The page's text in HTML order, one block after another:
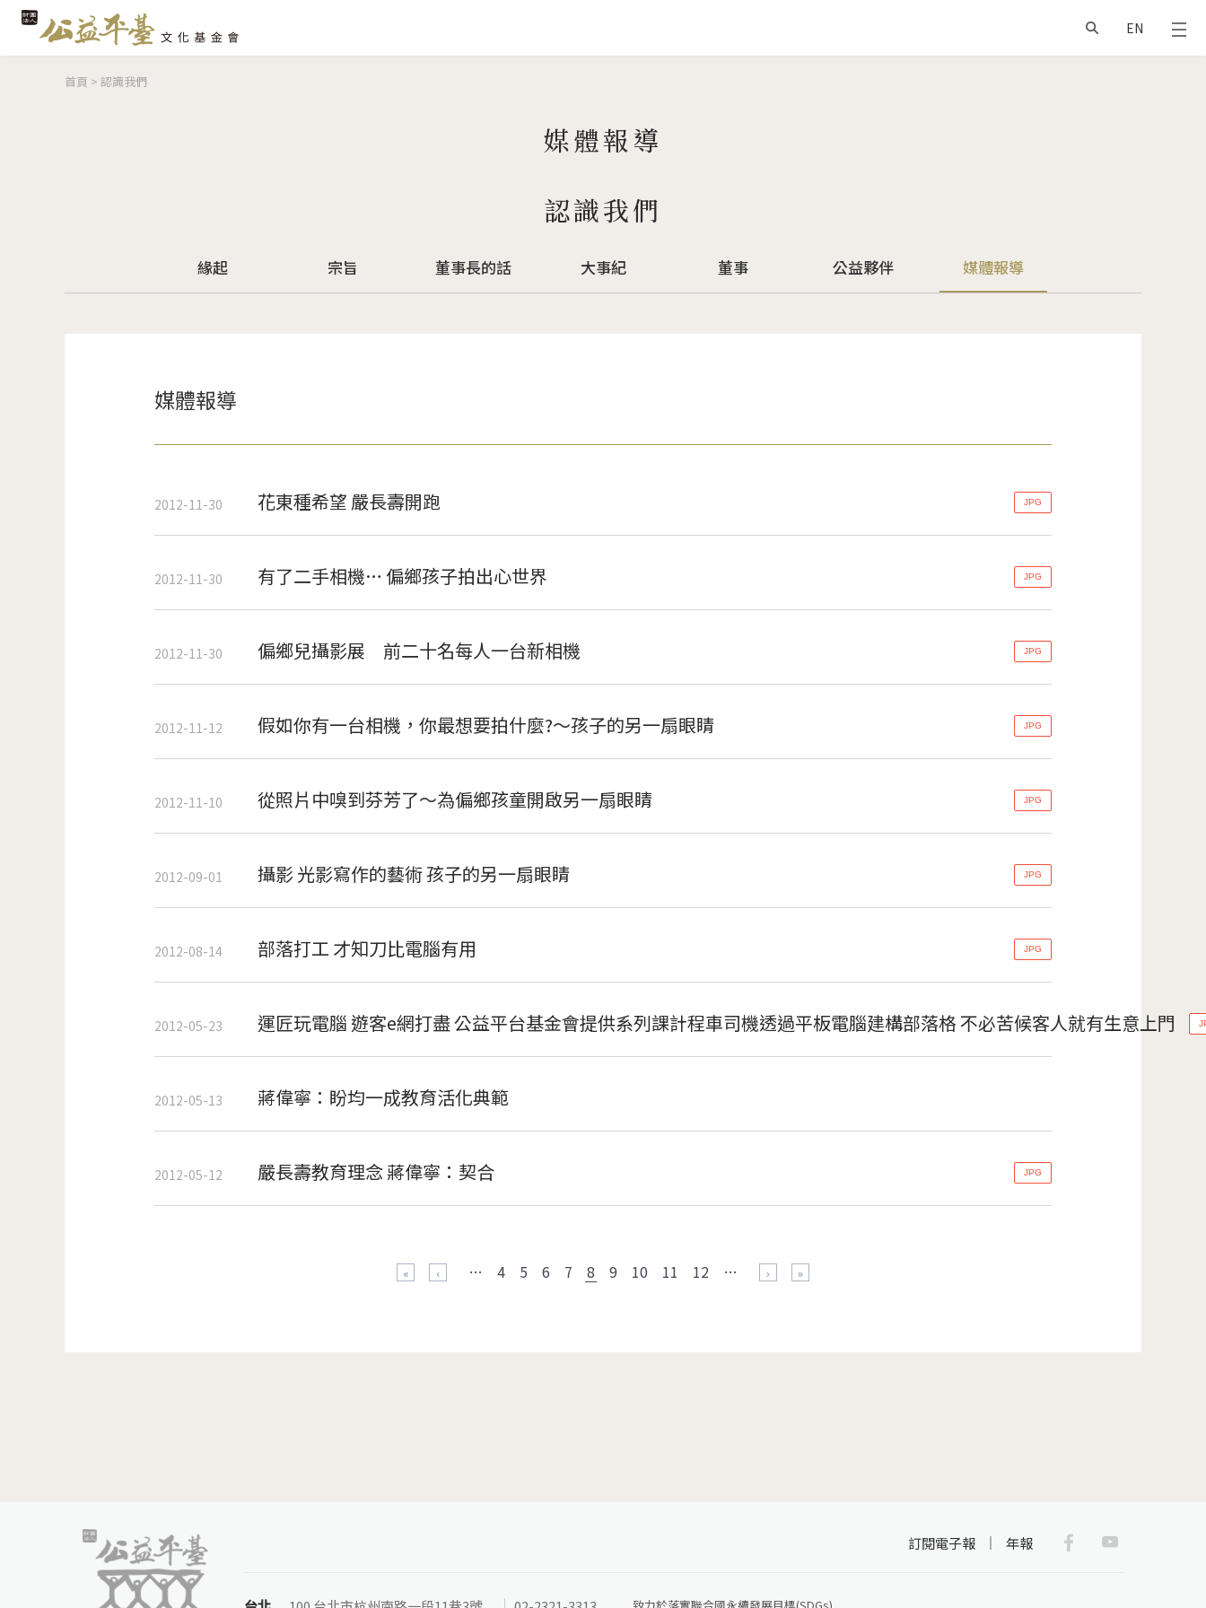
EN
您在這裡
首頁 > 認識我們
媒體報導
認識我們
緣起 宗旨 董事長的話 大事紀 董事 公益夥伴 媒體報導
媒體報導
2012-11-30 花東種希望 嚴長壽開跑 JPG
2012-11-30 有了二手相機… 偏鄉孩子拍出心世界 JPG
2012-11-30 偏鄉兒攝影展 前二十名每人一台新相機 JPG
2012-11-12 假如你有一台相機，你最想要拍什麼?～孩子的另一扇眼睛 JPG
2012-11-10 從照片中嗅到芬芳了～為偏鄉孩童開啟另一扇眼睛 JPG
2012-09-01 攝影 光影寫作的藝術 孩子的另一扇眼睛 JPG
2012-08-14 部落打工 才知刀比電腦有用 JPG
2012-05-23 運匠玩電腦 遊客e網打盡 公益平台基金會提供系列課計程車司機透過平板電腦建構部落格 不必苦候客人就有生意上門
2012-05-13 蔣偉寧：盼均一成教育活化典範
2012-05-12 嚴長壽教育理念 蔣偉寧：契合 JPG
… 4 5 6 7 8 9 10 11 12 …
訂閱電子報 年報